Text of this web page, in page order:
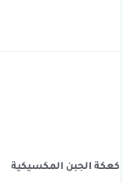
كعكة الجبن المكسيكية